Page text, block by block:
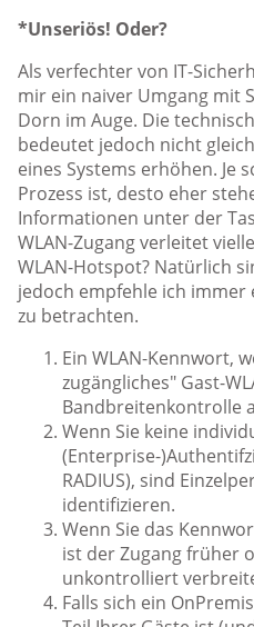
*Unseriös! Oder?
Als verfechter von IT-
mir ein naiver Umgang mit
Dorn im Auge. Die
bedeutet jedoch nicht
eines Systems erhöhen. Je
Prozess ist, desto eher
Informationen unter der
WLAN-Zugang verleitet
WLAN-Hotspot? Natürlich
jedoch empfehle ich
zu betrachten.
Ein WLAN-Kennwort,
zugängliches" Gast-
Bandbreitenkontrolle
Wenn Sie keine
(Enterprise-
RADIUS), sind
identifizieren.
Wenn Sie das
ist der Zugang früher
unkontrolliert
Falls sich ein